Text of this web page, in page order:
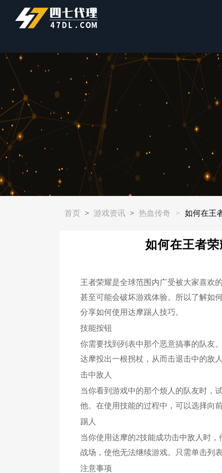
首页 > 游戏资讯 > 热血传奇 > 如何在王
如何在王者
王者荣耀是全球范围内广受被大家喜欢
甚至可能会破坏游戏体验。所以了解如
分享如何使用达摩踢人技巧。
技能按钮
你需要找到列表中那个恶意搞事的队友
达摩投出一根拐杖，从而击退击中的敌
击中敌人
当你看到游戏中的那个烦人的队友时，
他。在使用技能的过程中，可以选择向
踢人
当你使用达摩的2技能成功击中敌人时
战场，使他无法继续游戏。只需单击列
注意事项